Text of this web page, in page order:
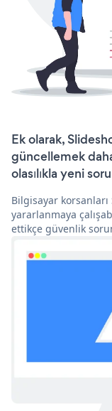
Ek olarak,
güncellemek
olasılıkla yeni
Bilgisayar
yararlanmaya
ettikçe güvenlik